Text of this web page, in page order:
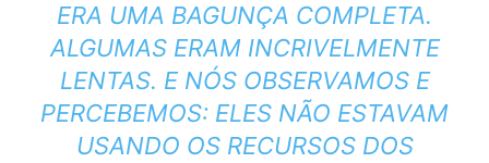
ERA UMA BAGUNÇA COMPLETA.
ALGUMAS ERAM INCRIVELMENTE
LENTAS. E NÓS OBSERVAMOS E
PERCEBEMOS: ELES NÃO ESTAVAM
USANDO OS RECURSOS DOS